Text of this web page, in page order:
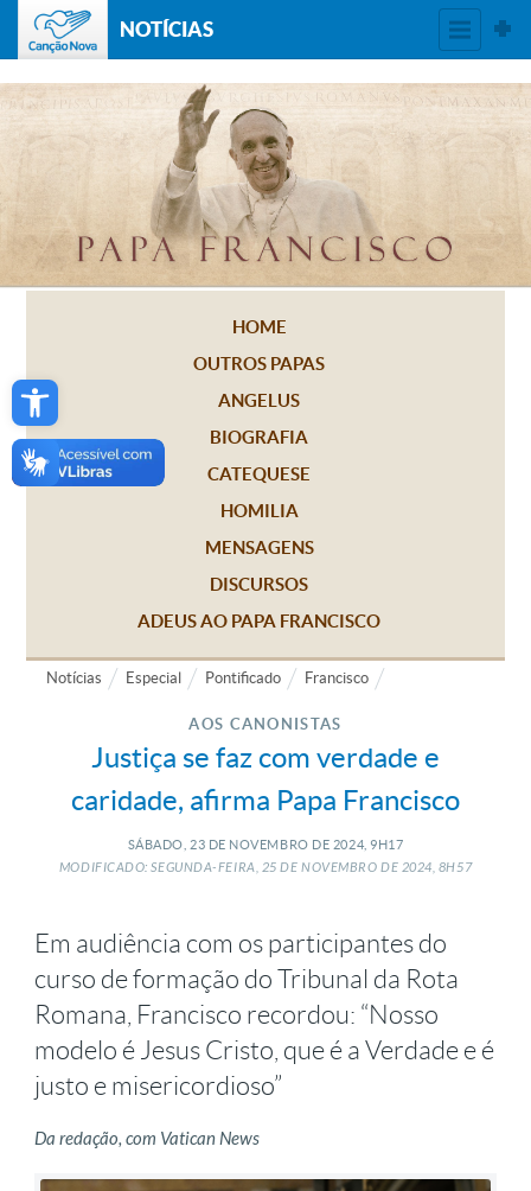
Open toolbar
NOTÍCIAS
HOME
OUTROS PAPAS
ANGELUS
BIOGRAFIA
CATEQUESE
HOMILIA
MENSAGENS
DISCURSOS
ADEUS AO PAPA FRANCISCO
Notícias Especial Pontificado Francisco
AOS CANONISTAS
Justiça se faz com verdade e
caridade, afirma Papa Francisco
SÁBADO, 23 DE NOVEMBRO DE 2024, 9H17
MODIFICADO: SEGUNDA-FEIRA, 25 DENOVEMBRO DE 2024, 8H57
Em audiência com os participantes do
curso de formação do Tribunal da Rota
Romana, Francisco recordou: “Nosso
modelo é Jesus Cristo, que é a Verdade e é
justo e misericordioso”
Da redação, com Vatican News